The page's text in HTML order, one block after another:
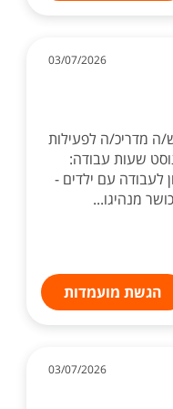
03/07/2026
ה מדריכ/ה לפעילות
שעות עבודה:
ניסיון לעבודה עם ילדים -
מנהיגו...
הגשת מועמדות
03/07/2026